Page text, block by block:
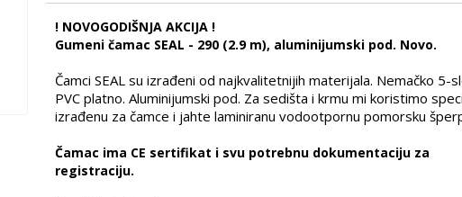
! NOVOGODIŠNJA AKCIJA !
Gumeni čamac SEAL - 290 (2.9 m), aluminijumski pod. Novo.
Čamci SEAL su izrađeni od najkvalitetnijih materijala. Nemačko 5-
PVC platno. Aluminijumski pod. Za sedišta i krmu mi koristimo
izrađenu za čamce i jahte laminiranu vodootpornu pomorsku
Čamac ima CE sertifikat i svu potrebnu dokumentaciju za
registraciju.